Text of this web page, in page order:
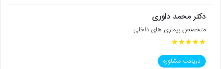
دکتر محمد داوری
متخصص بیماری های داخلی
★
★
★
★
★
دریافت مشاوره